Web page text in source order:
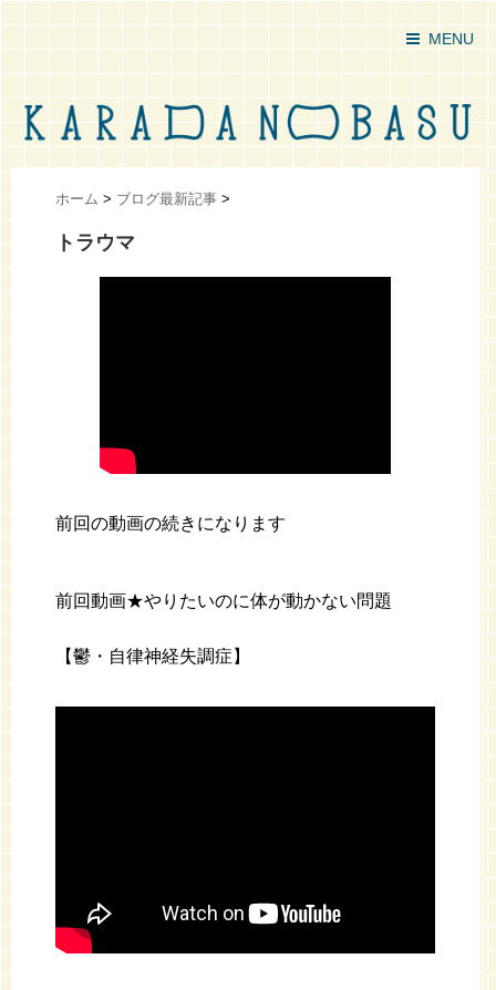
MENU
ホーム > ブログ最新記事 >
トラウマ
前回の動画の続きになります
前回動画★やりたいのに体が動かない問題
【鬱・自律神経失調症】